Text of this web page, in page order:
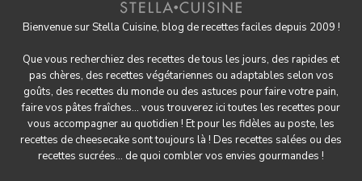
Bienvenue sur Stella Cuisine, blog de recettes faciles depuis 2009 !
Que vous recherchiez des recettes de tous les jours, des rapides et
pas chères, des recettes végétariennes ou adaptables selon vos
goûts, des recettes du monde ou des astuces pourfaire votre pain,
fairevos pâtes fraîches... vous trouverez ici toutes les recettes pour
vous accompagner au quotidien ! Et pour les fidèles au poste, les
recettes de cheesecake sont toujours là ! Des recettes salées ou des
recettes sucrées... de quoi combler vos envies gourmandes !